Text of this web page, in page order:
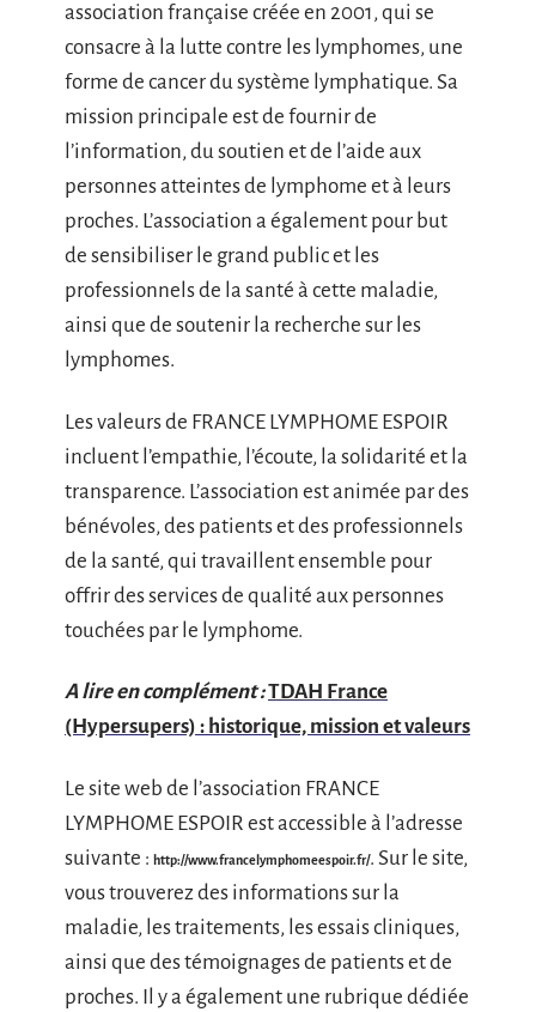
association française créée en 2001, qui se
consacre à la lutte contre les lymphomes, une
forme de cancer du système lymphatique. Sa
mission principale est de fournir de
l’information, du soutien et de l’aide aux
personnes atteintes de lymphome et à leurs
proches. L’association a également pour but
de sensibiliser le grand public et les
professionnels de la santé à cette maladie,
ainsi que de soutenir la recherche sur les
lymphomes.
Les valeurs de FRANCE LYMPHOME ESPOIR
incluent l’empathie, l’écoute, la solidarité et la
transparence. L’association est animée par des
bénévoles, des patients et des professionnels
de la santé, qui travaillent ensemble pour
offrir des services de qualité aux personnes
touchées par le lymphome.
A lire en complément :TDAH France
(Hypersupers) : historique, mission et valeurs
Le site web de l’association FRANCE
LYMPHOME ESPOIR est accessible à l’adresse
suivante : http://www.francelymphomeespoir.fr/. Sur le site,
vous trouverez des informations sur la
maladie, les traitements, les essais cliniques,
ainsi que des témoignages de patients et de
proches. Il y a également une rubrique dédiée